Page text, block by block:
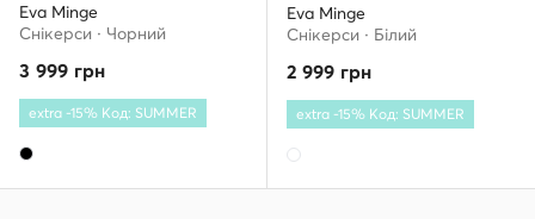
Eva Minge
Снікерcи · Чорний
3 999 грн
extra -15% Код: SUMMER
Eva Minge
Снікерcи · Білий
2 999 грн
extra -15% Код: SUMMER